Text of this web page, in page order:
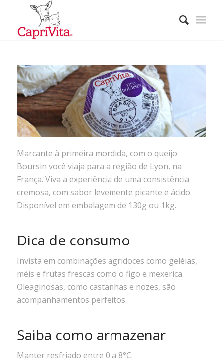
Marcante à primeira mordida, com o queijo
Boursin você viaja para a região de Lyon, na
França. Viva a experiência de uma consistência
cremosa, com sabor levemente picante e ácido.
Disponível em embalagem de 130g ou 1kg.
Dica de consumo
Invista em combinações agridoces como geléias,
méis e frutas frescas como o figo e mexerica.
Oleaginosas, como castanhas e nozes, são
acompanhamentos perfeitos.
Saiba como armazenar
Manter resfriado entre 0 a 8°C.